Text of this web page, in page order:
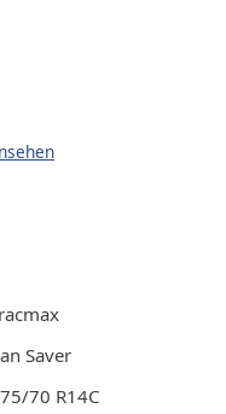
Saver
70 R14C